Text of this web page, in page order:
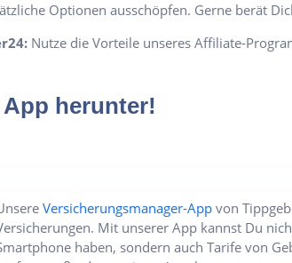
Optionen ausschöpfen. Gerne berät
Nutze die Vorteile unseres Affiliate-
herunter!
Versicherungsmanager-Appvon
Mit unserer App kannst Du
haben, sondern auch Tarife von